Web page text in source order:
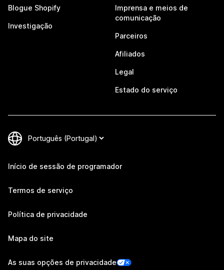
Blogue Shopify
Investigação
Imprensa e meios de
comunicação
Parceiros
Afiliados
Legal
Estado do serviço
Início de sessão de programador
Termos de serviço
Política de privacidade
Mapa do site
As suas opções de privacidade